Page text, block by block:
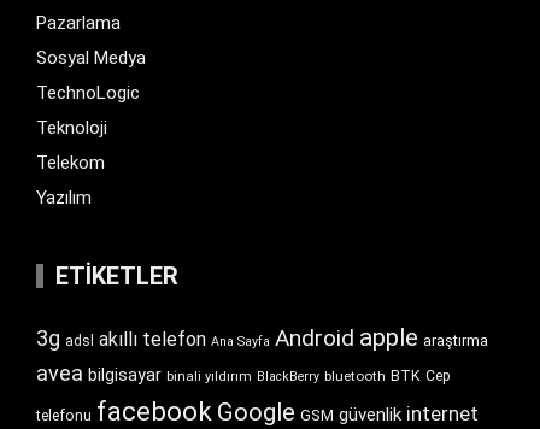
Pazarlama
Sosyal Medya
TechnoLogic
Teknoloji
Telekom
Yazılım
ETIKETLER
3g adsl akıllı telefon Ana Sayfa Android apple araştırma
avea bilgisayar binali yıldırım BlackBerry bluetooth BTK Cep
telefonu facebook Google GSM güvenlik internet